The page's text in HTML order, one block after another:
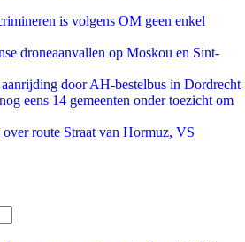
is volgens OM geen enkel
droneaanvallen op Moskou en Sint-
door AH-bestelbus in Dordrecht
eens 14 gemeenten onder toezicht om
over route Straat van Hormuz, VS